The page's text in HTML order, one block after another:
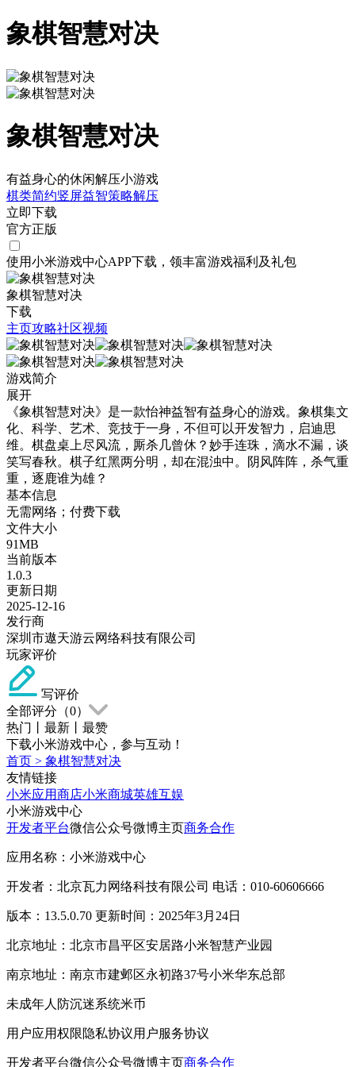
象棋智慧对决
象棋智慧对决
有益身心的休闲解压小游戏
棋类简约竖屏益智策略解压
立即下载
官方正版
使用小米游戏中心APP下载 ，领丰富游戏福利 及礼包
象棋智慧对决
下载
主页攻略社区视频
游戏简介
展开
《象棋智慧对决》是一款怡神益智有益身心的游戏。象棋集文
化、科学、艺术、竞技于一身，不但可以开发智力，启迪思
维。棋盘桌上尽风流，厮杀几曾休？妙手连珠，滴水不漏，谈
笑写春秋。棋子红黑两分明，却在混浊中。阴风阵阵，杀气重
重，逐鹿谁为雄？
基本信息
无需网络；付费下载
文件大小
91MB
当前版本
1.0.3
更新日期
2025-12-16
发行商
深圳市遨天游云网络科技有限公司
玩家评价
写评价
全部评分（0）
热门
最新
最赞
下载小米游戏中心，参与互动！
首页 > 象棋智慧对决
友情链接
小米应用商店小米商城英雄互娱
小米游戏中心
开发者平台微信公众号微博主页商务合作
应用名称：小米游戏中心
开发者：北京瓦力网络科技有限公司 电话：010-60606666
版本：13.5.0.70 更新时间：2025年3月24日
北京地址：北京市昌平区安居路小米智慧产业园
南京地址：南京市建邺区永初路37号小米华东总部
未成年人防沉迷系统米币
用户应用权限隐私协议用户服务协议
开发者平台微信公众号微博主页商务合作